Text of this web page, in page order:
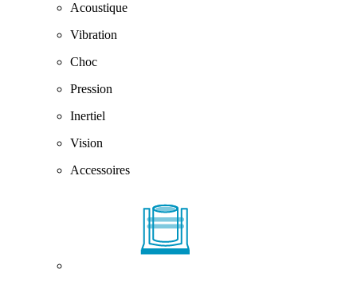
Acoustique
Vibration
Choc
Pression
Inertiel
Vision
Accessoires